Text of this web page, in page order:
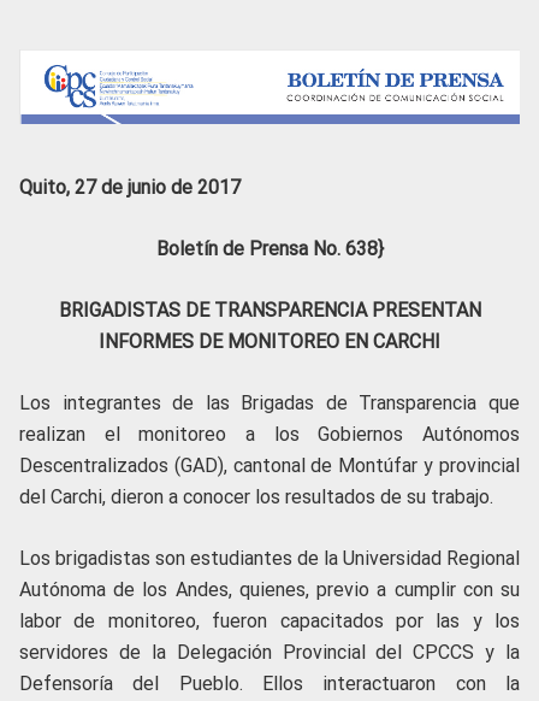
Quito, 27 de junio de 2017
Boletín de Prensa No. 638}
BRIGADISTAS DE TRANSPARENCIA PRESENTAN
INFORMES DE MONITOREO EN CARCHI
Los integrantes de las Brigadas de Transparencia que
realizan el monitoreo a los Gobiernos Autónomos
Descentralizados (GAD), cantonal de Montúfar y provincial
del Carchi, dieron a conocer los resultados de su trabajo.
Los brigadistas son estudiantes de la Universidad Regional
Autónoma de los Andes, quienes, previo a cumplir con su
labor de monitoreo, fueron capacitados por las y los
servidores de la Delegación Provincial del CPCCS y la
Defensoría del Pueblo. Ellos interactuaron con la